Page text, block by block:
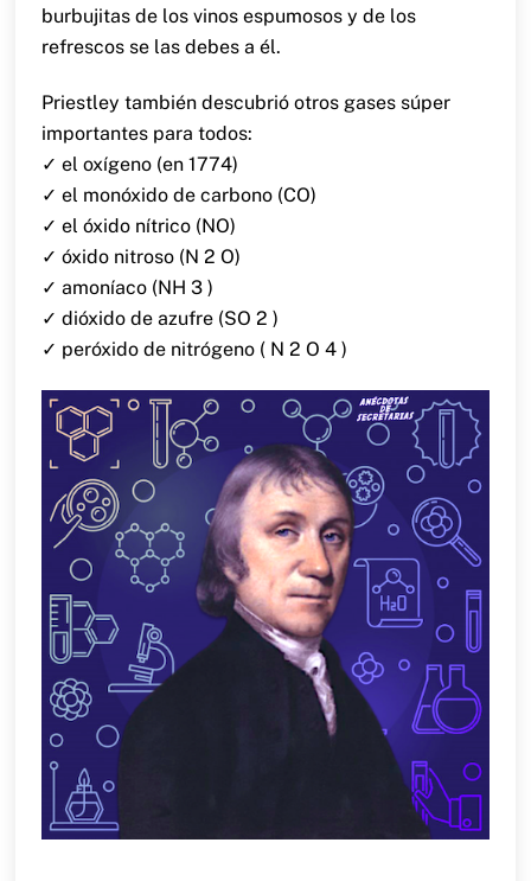
burbujitas de los vinos espumosos y de los
refrescos se las debes a él.
Priestley también descubrió otros gases súper
importantes para todos:
✓ el oxígeno (en 1774)
✓ el monóxido de carbono (CO)
✓ el óxido nítrico (NO)
✓ óxido nitroso (N 2 O)
✓ amoníaco (NH 3 )
✓ dióxido de azufre (SO 2 )
✓ peróxido de nitrógeno ( N 2 O 4 )